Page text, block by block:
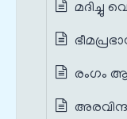
മദിച്ചു
രംഗം
അരവിന്ദ